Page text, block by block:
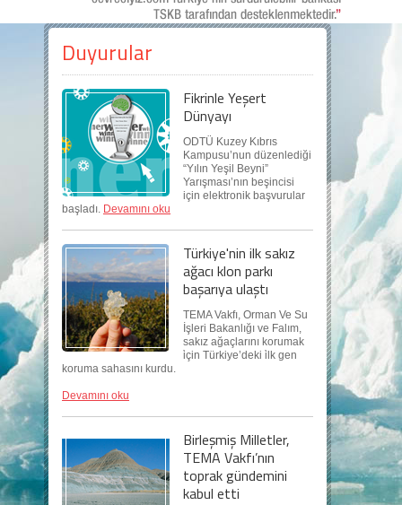
Duyurular
Fikrinle Yeşert
Dünyayı
ODTÜ Kuzey Kıbrıs
Kampusu’nun düzenlediği
“Yılın Yeşil Beyni”
Yarışması’nın beşincisi
için elektronik başvurular
başladı. Devamını oku
Türkiye'nin ilk sakız
ağacı klon parkı
başarıya ulaştı
TEMA Vakfı, Orman Ve Su
İşleri Bakanlığı ve Falım,
sakız ağaçlarını korumak
i̇çin Türkiye’deki i̇lk gen
koruma sahasını kurdu.
Devamını oku
Birleşmiş Milletler,
TEMA Vakfı’nın
toprak gündemini
kabul etti